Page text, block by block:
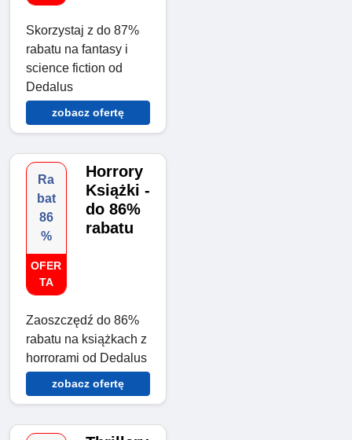
Skorzystaj z do 87%
rabatu na fantasy i
science fiction od
Dedalus
zobacz ofertę
Ra
bat
86
%
OFER
TA
Horrory
Książki -
do 86%
rabatu
Zaoszczędź do 86%
rabatu na książkach z
horrorami od Dedalus
zobacz ofertę